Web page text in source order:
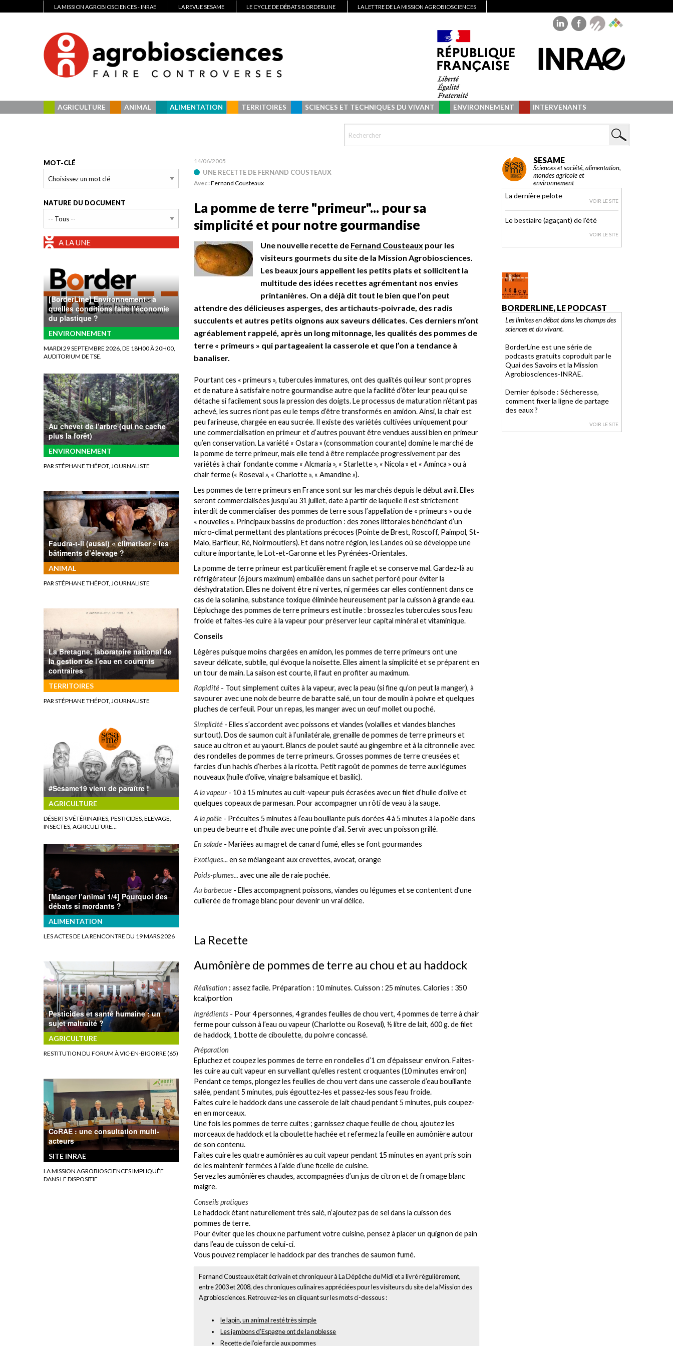
LA MISSION AGROBIOSCIENCES - INRAE LA REVUE SESAME LE CYCLE DE DÉBATS BORDERLINE LA LETTRE DE LA MISSION AGROBIOSCIENCES
AGRICULTURE ANIMAL ALIMENTATION TERRITOIRES SCIENCES ET TECHNIQUES DU VIVANT ENVIRONNEMENT INTERVENANTS
14/06/2005
UNE RECETTE DE FERNAND COUSTEAUX
Avec :Fernand Cousteaux
La pomme de terre "primeur"... pour sa
simplicité et pour notre gourmandise
Une nouvelle recette de Fernand Cousteaux pour les
visiteurs gourmets du site de la Mission Agrobiosciences.
Les beaux jours appellent les petits plats et sollicitent la
multitude des idées recettes agrémentant nos envies
printanières. On a déjà dit tout le bien que l’on peut
attendre des délicieuses asperges, des artichauts-poivrade, des radis
succulents et autres petits oignons aux saveurs délicates. Ces derniers m’ont
agréablement rappelé, après un long mitonnage, les qualités des pommes de
terre « primeurs » qui partageaient la casserole et que l’on a tendance à
banaliser.
Pourtant ces « primeurs », tubercules immatures, ont des qualités qui leur sont propres
et de nature à satisfaire notre gourmandise autre que la facilité d’ôter leur peau qui se
détache si facilement sous la pression des doigts. Le processus de maturation n’étant pas
achevé, les sucres n’ont pas eu le temps d’être transformés en amidon. Ainsi, la chair est
peu farineuse, chargée en eau sucrée. Il existe des variétés cultivées uniquement pour
une commercialisation en primeur et d’autres pouvant être vendues aussi bien en primeur
qu’en conservation. La variété « Ostara » (consommation courante) domine le marché de
la pomme de terre primeur, mais elle tend à être remplacée progressivement par des
variétés à chair fondante comme « Alcmaria », « Starlette », « Nicola » et « Aminca » ou à
chair ferme (« Roseval », « Charlotte », « Amandine »).
Les pommes de terre primeurs en France sont sur les marchés depuis le début avril. Elles
seront commercialisées jusqu’au 31 juillet, date à partir de laquelle il est strictement
interdit de commercialiser des pommes de terre sous l’appellation de « primeurs » ou de
« nouvelles ». Principaux bassins de production : des zones littorales bénéficiant d’un
micro-climat permettant des plantations précoces (Pointe de Brest, Roscoff, Paimpol, St-
Malo, Barfleur, Ré, Noirmoutiers). Et dans notre région, les Landes où se développe une
culture importante, le Lot-et-Garonne et les Pyrénées-Orientales.
La pomme de terre primeur est particulièrement fragile et se conserve mal. Gardez-là au
réfrigérateur (6 jours maximum) emballée dans un sachet perforé pour éviter la
déshydratation. Elles ne doivent être ni vertes, ni germées car elles contiennent dans ce
cas de la solanine, substance toxique éliminée heureusement par la cuisson à grande eau.
L’épluchage des pommes de terre primeurs est inutile : brossez les tubercules sous l’eau
froide et faites-les cuire à la vapeur pour préserver leur capital minéral et vitaminique.
Conseils
Légères puisque moins chargées en amidon, les pommes de terre primeurs ont une
saveur délicate, subtile, qui évoque la noisette. Elles aiment la simplicité et se préparent en
un tour de main. La saison est courte, il faut en profiter au maximum.
Rapidité - Tout simplement cuites à la vapeur, avec la peau (si fine qu’on peut la manger), à
savourer avec une noix de beurre de baratte salé, un tour de moulin à poivre et quelques
pluches de cerfeuil. Pour un repas, les manger avec un œuf mollet ou poché.
Simplicité - Elles s’accordent avec poissons et viandes (volailles et viandes blanches
surtout). Dos de saumon cuit à l’unilatérale, grenaille de pommes de terre primeurs et
sauce au citron et au yaourt. Blancs de poulet sauté au gingembre et à la citronnelle avec
des rondelles de pommes de terre primeurs. Grosses pommes de terre creusées et
farcies d’un hachis d’herbes à la ricotta. Petit ragoût de pommes de terre aux légumes
nouveaux (huile d’olive, vinaigre balsamique et basilic).
A la vapeur - 10 à 15 minutes au cuit-vapeur puis écrasées avec un filet d’huile d’olive et
quelques copeaux de parmesan. Pour accompagner un rôti de veau à la sauge.
A la poêle - Précuites 5 minutes à l’eau bouillante puis dorées 4 à 5 minutes à la poêle dans
un peu de beurre et d’huile avec une pointe d’ail. Servir avec un poisson grillé.
En salade - Mariées au magret de canard fumé, elles se font gourmandes
Exotiques... en se mélangeant aux crevettes, avocat, orange
Poids-plumes... avec une aile de raie pochée.
Au barbecue - Elles accompagnent poissons, viandes ou légumes et se contentent d’une
cuillerée de fromage blanc pour devenir un vrai délice.
La Recette
Aumônière de pommes de terre au chou et au haddock
Réalisation : assez facile. Préparation : 10 minutes. Cuisson : 25 minutes. Calories : 350
kcal/portion
Ingrédients - Pour 4 personnes, 4 grandes feuilles de chou vert, 4 pommes de terre à chair
ferme pour cuisson à l’eau ou vapeur (Charlotte ou Roseval), ½ litre de lait, 600 g. de filet
de haddock, 1 botte de ciboulette, du poivre concassé.
Préparation
Epluchez et coupez les pommes de terre en rondelles d’1 cm d’épaisseur environ. Faites-
les cuire au cuit vapeur en surveillant qu’elles restent croquantes (10 minutes environ)
Pendant ce temps, plongez les feuilles de chou vert dans une casserole d’eau bouillante
salée, pendant 5 minutes, puis égouttez-les et passez-les sous l’eau froide.
Faites cuire le haddock dans une casserole de lait chaud pendant 5 minutes, puis coupez-
en en morceaux.
Une fois les pommes de terre cuites ; garnissez chaque feuille de chou, ajoutez les
morceaux de haddock et la ciboulette hachée et refermez la feuille en aumônière autour
de son contenu.
Faites cuire les quatre aumônières au cuit vapeur pendant 15 minutes en ayant pris soin
de les maintenir fermées à l’aide d’une ficelle de cuisine.
Servez les aumônières chaudes, accompagnées d’un jus de citron et de fromage blanc
maigre.
Conseils pratiques
Le haddock étant naturellement très salé, n’ajoutez pas de sel dans la cuisson des
pommes de terre.
Pour éviter que les choux ne parfument votre cuisine, pensez à placer un quignon de pain
dans l’eau de cuisson de celui-ci.
Vous pouvez remplacer le haddock par des tranches de saumon fumé.
Fernand Cousteaux était écrivain et chroniqueur à La Dépêche du Midi et a livré régulièrement,
entre 2003 et 2008, des chroniques culinaires appréciées pour les visiteurs du site de la Mission des
Agrobiosciences. Retrouvez-les en cliquant sur les mots ci-dessous :
le lapin, un animal resté très simple
Les jambons d’Espagne ont de la noblesse
Recette de l’oie farcie aux pommes
MOT-CLÉ
NATURE DU DOCUMENT
A LA UNE
[BorderLine] Environnement : à
quelles conditions faire l’économie
du plastique ?
ENVIRONNEMENT
MARDI 29 SEPTEMBRE 2026, DE 18H00 À 20H00,
AUDITORIUM DE TSE.
Au chevet de l’arbre (qui ne cache
plus la forêt)
ENVIRONNEMENT
PAR STÉPHANE THÉPOT, JOURNALISTE
Faudra-t-il (aussi) « climatiser » les
bâtiments d’élevage ?
ANIMAL
PAR STÉPHANE THÉPOT, JOURNALISTE
La Bretagne, laboratoire national de
la gestion de l’eau en courants
contraires
TERRITOIRES
PAR STÉPHANE THÉPOT, JOURNALISTE
#Sesame19 vient de paraître !
AGRICULTURE
DÉSERTS VÉTÉRINAIRES, PESTICIDES, ELEVAGE,
INSECTES, AGRICULTURE…
[Manger l’animal 1/4] Pourquoi des
débats si mordants ?
ALIMENTATION
LES ACTES DE LA RENCONTRE DU 19 MARS 2026
Pesticides et santé humaine : un
sujet maltraité ?
AGRICULTURE
RESTITUTION DU FORUM À VIC-EN-BIGORRE (65)
CoRAE : une consultation multi-
acteurs
SITE INRAE
LA MISSION AGROBIOSCIENCES IMPLIQUÉE
DANS LE DISPOSITIF
SESAME
Sciences et société, alimentation,
mondes agricole et
environnement
La dernière pelote
VOIR LE SITE
Le bestiaire (agaçant) de l’été
VOIR LE SITE
BORDERLINE, LE PODCAST
Les limites en débat dans les champs des
sciences et du vivant.
BorderLine est une série de
podcasts gratuits coproduit par le
Quai des Savoirs et la Mission
Agrobiosciences-INRAE.
Dernier épisode : Sécheresse,
comment fixer la ligne de partage
des eaux ?
VOIR LE SITE